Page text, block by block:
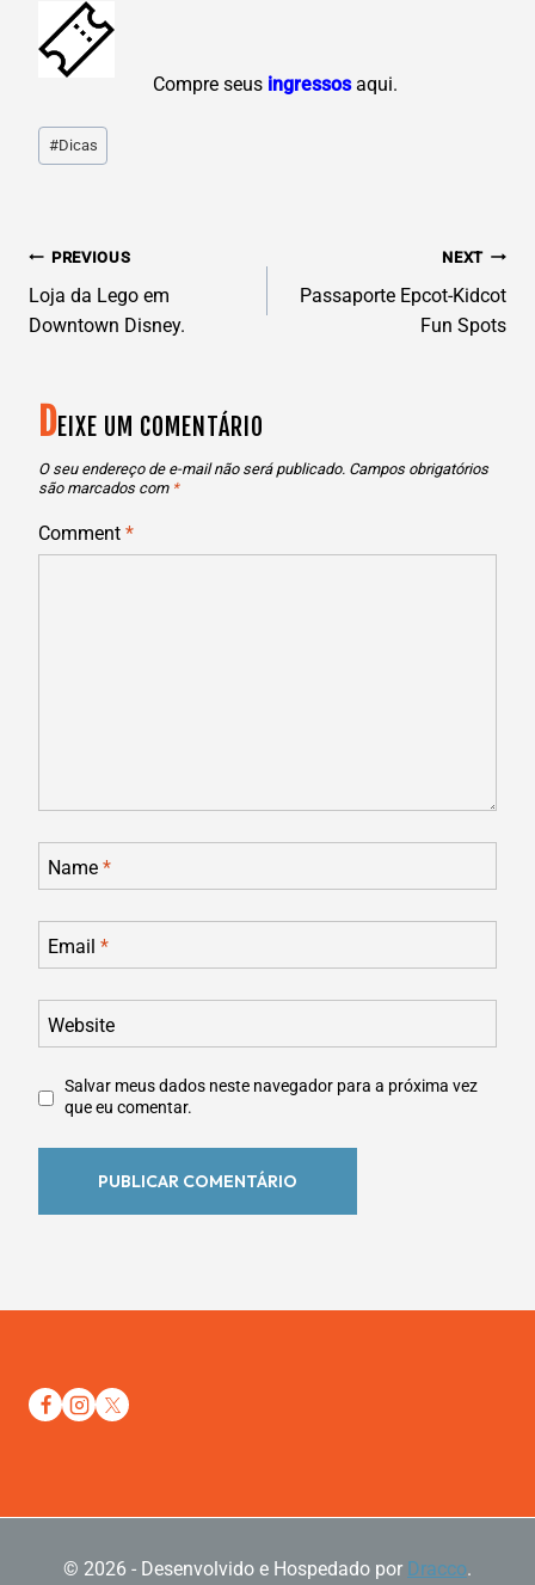
Compre seus ingressosaqui.
Post
Tags:
#Dicas
NAVEGAÇÃO
POST
PREVIOUS
Loja da Lego em
Downtown Disney.
NEXT
Passaporte Epcot-Kidcot
Fun Spots
DEIXE UM COMENTÁRIO
O seu endereço de e-mail não será publicado. Campos obrigatórios
são marcados com *
Comment *
Name *
Email *
Website
Salvar meus dados neste navegador para a próxima vez
que eu comentar.
© 2026 - Desenvolvido e Hospedado por Dracco.